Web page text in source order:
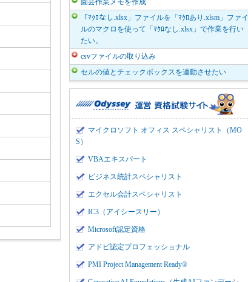
「ﾏｸﾛなし.xlsx」ファイルを「ﾏｸﾛあり.xlsm」ファイ
ルのマクロを使って「ﾏｸﾛなし.xlsx」で作業を行い
たい。
csvファイルの取り込み
セルの値とチェックボックスを連動させたい
マイクロソフト オフィス スペシャリスト（MO
S）
VBAエキスパート
ビジネス統計スペシャリスト
エクセル会計スペシャリスト
IC3（アイシースリー）
Microsoft認定資格
アドビ認定プロフェッショナル
PMI Project Management Ready®